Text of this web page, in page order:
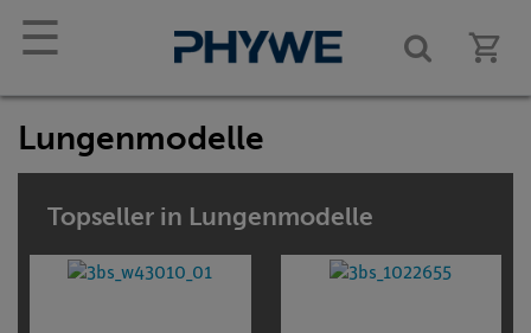
☰
Lungenmodelle
Topseller in Lungenmodelle